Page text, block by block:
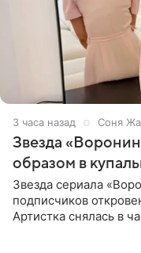
3 часа назад Соня
Звезда
образом в
Звезда сериала
подписчиков
Артистка снялась в